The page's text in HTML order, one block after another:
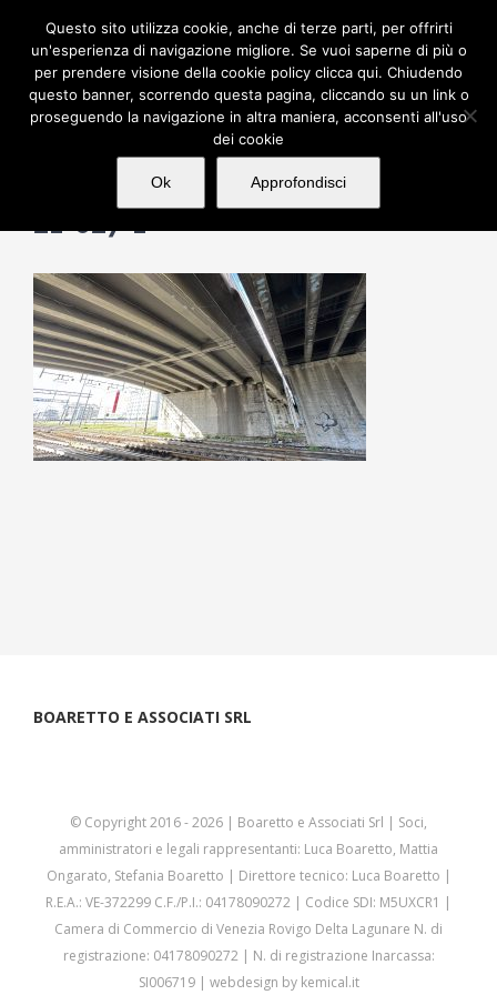
contenuto
21-027-1
BOARETTO E ASSOCIATI SRL
© Copyright 2016 -2026 | Boaretto e Associati Srl | Soci,
amministratori e legali rappresentanti: Luca Boaretto, Mattia
Ongarato, Stefania Boaretto | Direttore tecnico: Luca Boaretto |
R.E.A.: VE-372299 C.F./P.I.: 04178090272 | Codice SDI: M5UXCR1 |
Camera di Commercio di Venezia Rovigo Delta Lagunare N. di
registrazione: 04178090272 | N. di registrazione Inarcassa:
SI006719 | webdesign by kemical.it
Questo sito utilizza cookie, anche di terze parti, per offrirti
un'esperienza di navigazione migliore. Se vuoi saperne di più o
per prendere visione della cookie policy clicca qui. Chiudendo
questo banner, scorrendo questa pagina, cliccando su un link o
proseguendo la navigazione in altra maniera, acconsenti all'uso
dei cookie
Ok Approfondisci